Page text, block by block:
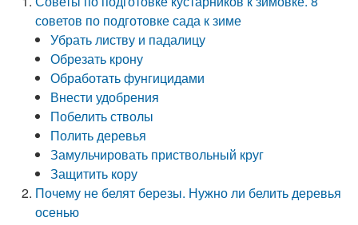
советов по подготовке сада к зиме
Убрать листву и падалицу
Обрезать крону
Обработать фунгицидами
Внести удобрения
Побелить стволы
Полить деревья
Замульчировать приствольный круг
Защитить кору
Почему не белят березы. Нужно ли белить деревья
осенью